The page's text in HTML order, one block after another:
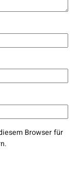
Browser für